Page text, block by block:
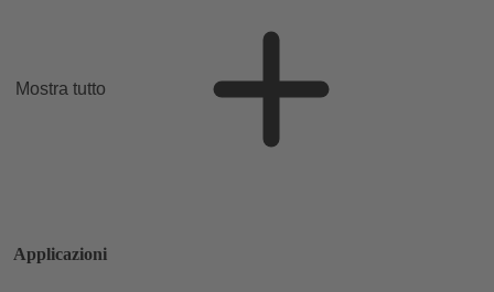
Mostra tutto
Applicazioni